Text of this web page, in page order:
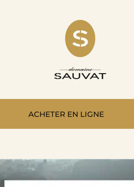
ACHETER EN LIGNE